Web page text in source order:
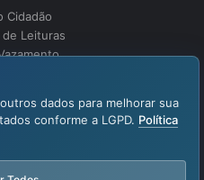
Cidadão
de Leituras
Proteção de Dados
dados para melhorar sua
conforme a LGPD. Política